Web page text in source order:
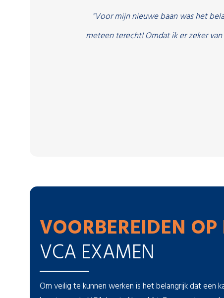
"Voor mijn nieuwe baan was het
meteen terecht! Omdat ik er zeker
VOORBEREIDEN OP
VCA EXAMEN
Om veilig te kunnen werken is het belangrijk dat een